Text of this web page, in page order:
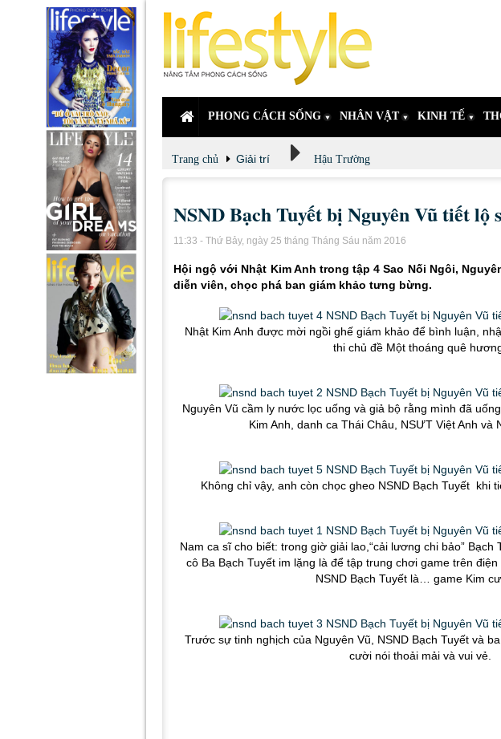
PHONG CÁCH SỐNG NHÂN VẬT KINH TẾ
Trang chủ Giải trí Hậu Trường
NSND Bạch Tuyết bị Nguyên Vũ tiết lộ
11:33 - Thứ Bảy, ngày 25 tháng Tháng Sáu năm 2016
Hội ngộ với Nhật Kim Anh trong tập 4 Sao Nối Ngôi,
diễn viên, chọc phá ban giám khảo tưng bừng.
Nhật Kim Anh được mời ngồi ghế giám khảo để bình luận,
thi chủ đề Một thoáng quê
Nguyên Vũ cầm ly nước lọc uống và giả bộ rằng mình đã
Kim Anh, danh ca Thái Châu, NSƯT Việt Anh và
Không chỉ vậy, anh còn chọc gheo NSND Bạch Tuyết khi
Nam ca sĩ cho biết: trong giờ giải lao,“cải lương chi bảo” Bạch
cô Ba Bạch Tuyết im lặng là để tập trung chơi game trên
NSND Bạch Tuyết là… game Kim
Trước sự tinh nghịch của Nguyên Vũ, NSND Bạch Tuyết và
cười nói thoải mải và vui vẻ.